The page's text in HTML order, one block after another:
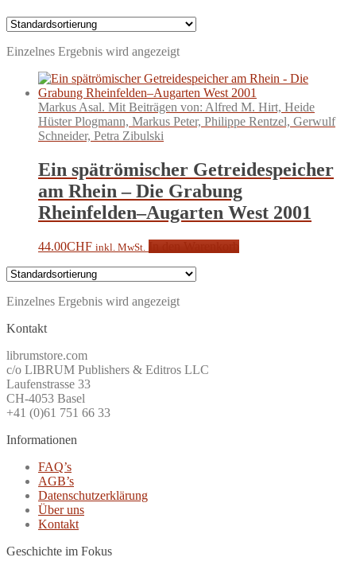
Einzelnes Ergebnis wird angezeigt
Markus Asal. Mit Beiträgen von: Alfred M. Hirt, Heide
Hüster Plogmann, Markus Peter, Philippe Rentzel, Gerwulf
Schneider, Petra Zibulski
Ein spätrömischer Getreidespeicher
am Rhein – Die Grabung
Rheinfelden–Augarten West 2001
44.00CHF inkl. MwSt.
Einzelnes Ergebnis wird angezeigt
Kontakt
librumstore.com
c/o LIBRUM Publishers & Editros LLC
Laufenstrasse 33
CH-4053 Basel
+41 (0)61 751 66 33
Informationen
FAQ’s
AGB’s
Datenschutzerklärung
Über uns
Kontakt
Geschichte im Fokus